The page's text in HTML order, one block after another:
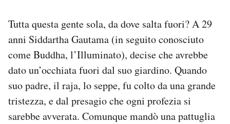
Tutta questa gente sola, da dove salta fuori? A 29
anni Siddartha Gautama (in seguito conosciuto
come Buddha, l’Illuminato), decise che avrebbe
dato un’occhiata fuori dal suo giardino. Quando
suo padre, il raja, lo seppe, fu colto da una grande
tristezza, e dal presagio che ogni profezia si
sarebbe avverata. Comunque mandò una pattuglia